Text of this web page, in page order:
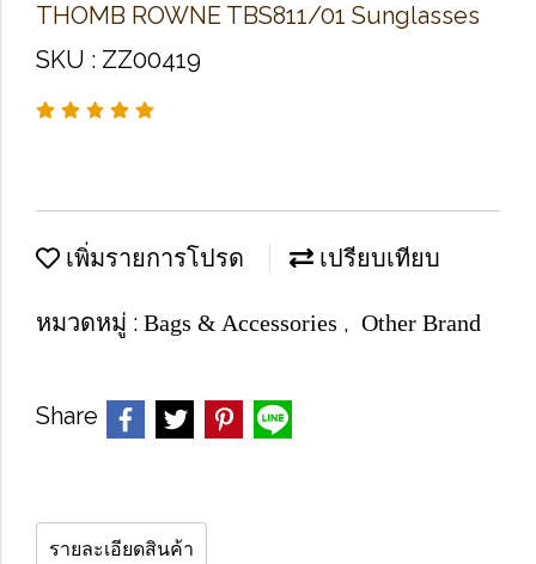
THOMB ROWNE TBS811/01 Sunglasses
SKU : ZZ00419
เพิ่มรายการโปรด เปรียบเทียบ
หมวดหมู่ : Bags & Accessories , Other Brand
Share
รายละเอียดสินค้า